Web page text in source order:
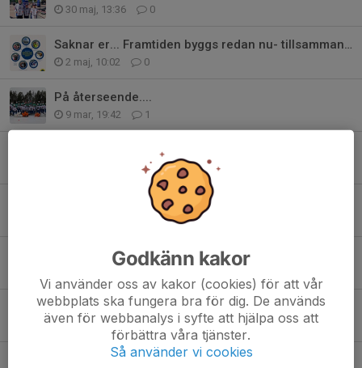
30 maj, 13:36 0
Saknar er... Framtiden byggs redan nu- tillsammans i laget
2 maj, 10:02 0
På återseende....
9 mar, 19:42 1
Sista poolspelet - tack
0
Spelschema 7manna/ tyvärr inget 5manna
Föreningsavslutning
7 manna premiär
7 feb, 18:45 0
Poolspel Hydro arena
Godkänn kakor
Vi använder oss av kakor (cookies) för att vår
webbplats ska fungera bra för dig. De används
även för webbanalys i syfte att hjälpa oss att
förbättra våra tjänster.
Så använder vi cookies